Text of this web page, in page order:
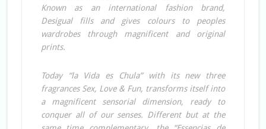
Known as an international fashion brand,
Desigual fills and gives colours to peoples
wardrobes through magnificent and original
prints.
Today “la Vida es Chula” with its new three
fragrances Sex, Love & Fun, transforms itself into
a magnificent sensorial dimension, ready to
conquer all of our senses. Different but at the